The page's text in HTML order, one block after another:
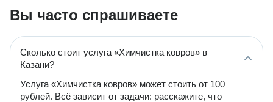
Вы часто спрашиваете
Сколько стоит услуга «Химчистка ковров» в
Казани?
Услуга «Химчистка ковров» может стоить от 100
рублей. Всё зависит от задачи: расскажите, что